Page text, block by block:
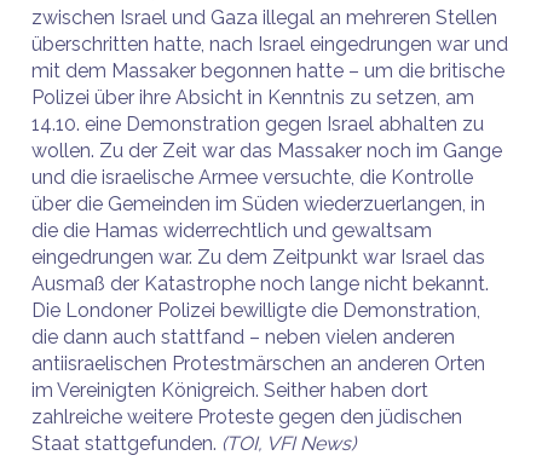
zwischen Israel und Gaza illegal an mehreren Stellen
überschritten hatte, nach Israel eingedrungen war und
mit dem Massaker begonnen hatte – um die britische
Polizei über ihre Absicht in Kenntnis zu setzen, am
14.10. eine Demonstration gegen Israel abhalten zu
wollen. Zu der Zeit war das Massaker noch im Gange
und die israelische Armee versuchte, die Kontrolle
über die Gemeinden im Süden wiederzuerlangen, in
die die Hamas widerrechtlich und gewaltsam
eingedrungen war. Zu dem Zeitpunkt war Israel das
Ausmaß der Katastrophe noch lange nicht bekannt.
Die Londoner Polizei bewilligte die Demonstration,
die dann auch stattfand – neben vielen anderen
antiisraelischen Protestmärschen an anderen Orten
im Vereinigten Königreich. Seither haben dort
zahlreiche weitere Proteste gegen den jüdischen
Staat stattgefunden. (TOI, VFI News)